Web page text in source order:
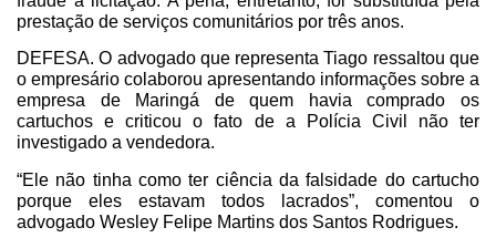
prestação de serviços comunitários por três anos.
DEFESA. O advogado que representa Tiago ressaltou que
o empresário colaborou apresentando informações sobre a
empresa de Maringá de quem havia comprado os
cartuchos e criticou o fato de a Polícia Civil não ter
investigado a vendedora.
“Ele não tinha como ter ciência da falsidade do cartucho
porque eles estavam todos lacrados”, comentou o
advogado Wesley Felipe Martins dos Santos Rodrigues.